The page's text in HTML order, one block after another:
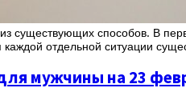
существующих способов. В
отдельной ситуации
мужчины на 23